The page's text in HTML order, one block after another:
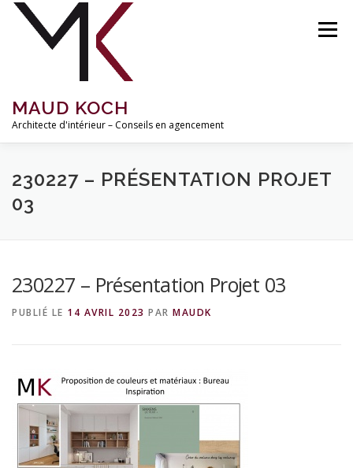
Aller
MAUD KOCH
Architecte d'intérieur – Conseils en agencement
Menu
ACCUEIL À PROPOS RÉALISATIONS
CONTACT
230227 – PRÉSENTATION PROJET
03
230227 – Présentation Projet 03
PUBLIÉ LE 14 AVRIL 2023 PAR MAUDK